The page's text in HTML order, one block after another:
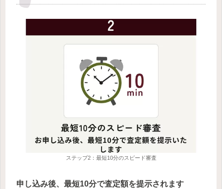
ステップ2：最短10分のスピード審査
申し込み後、最短10分で査定額を提示されます